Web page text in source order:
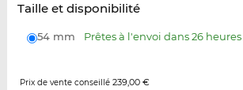
Taille et disponibilité
54 mm Prêtes à l'envoi dans 26 heures
Prix de vente conseillé 239,00 €